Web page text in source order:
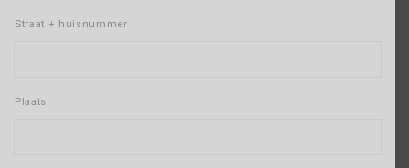
Straat + huisnummer
Plaats